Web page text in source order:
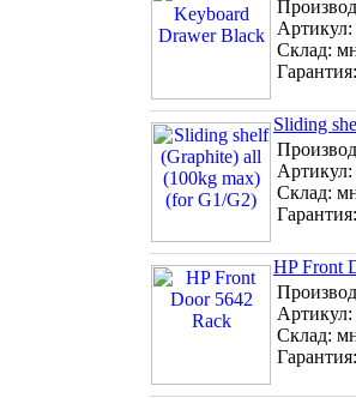
Артикул:
Склад:
Sliding
Артикул:
Склад:
HP Front
Артикул:
Склад: